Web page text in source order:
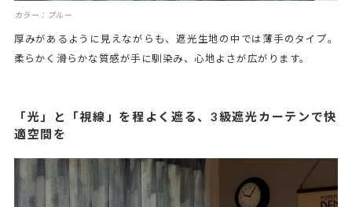
カラー：ブルー
厚みがあるように見えながらも、遮光生地の中では薄手のタイプ。
柔らかく滑らかな質感が手に馴染み、心地よさが広がります。
「光」と「視線」を程よく遮る、3級遮光カーテンで快
適空間を